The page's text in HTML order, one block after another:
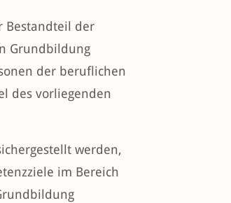
Bestandteil der
Grundbildung
der beruflichen
des vorliegenden
werden,
im Bereich